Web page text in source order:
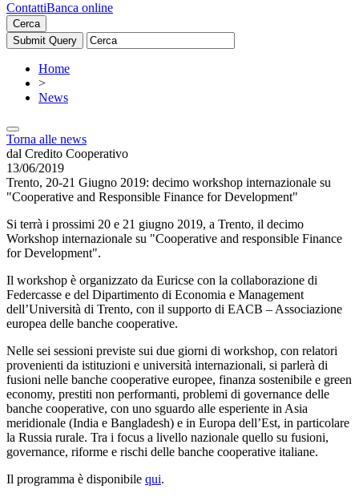
ContattiBanca online
Cerca
Home
>
News
Torna alle news
dal Credito Cooperativo
13/06/2019
Trento, 20-21 Giugno 2019: decimo workshop internazionale su
"Cooperative and Responsible Finance for Development"
Si terrà i prossimi 20 e 21 giugno 2019, a Trento, il decimo
Workshop internazionale su "Cooperative and responsible Finance
for Development".
Il workshop è organizzato da Euricse con la collaborazione di
Federcasse e del Dipartimento di Economia e Management
dell’Università di Trento, con il supporto di EACB – Associazione
europea delle banche cooperative.
Nelle sei sessioni previste sui due giorni di workshop, con relatori
provenienti da istituzioni e università internazionali, si parlerà di
fusioni nelle banche cooperative europee, finanza sostenibile e green
economy, prestiti non performanti, problemi di governance delle
banche cooperative, con uno sguardo alle esperiente in Asia
meridionale (India e Bangladesh) e in Europa dell’Est, in particolare
la Russia rurale. Tra i focus a livello nazionale quello su fusioni,
governance, riforme e rischi delle banche cooperative italiane.
Il programma è disponibile qui.